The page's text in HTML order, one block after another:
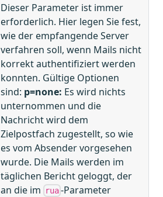
Dieser Parameter ist immer
erforderlich. Hier legen Sie fest,
wie der empfangende Server
verfahren soll, wenn Mails nicht
korrekt authentifiziert werden
konnten. Gültige Optionen
sind: p=none: Es wird nichts
unternommen und die
Nachricht wird dem
Zielpostfach zugestellt, so wie
es vom Absender vorgesehen
wurde. Die Mails werden im
täglichen Bericht geloggt, der
an die im
rua -Parameter